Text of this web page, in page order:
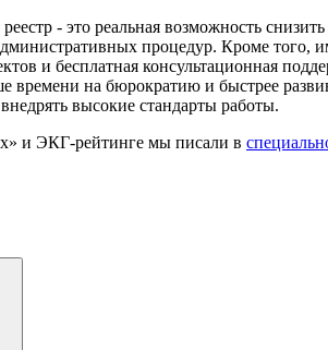
- это реальная возможность
процедур. Кроме того,
и бесплатная консультационная
времени на бюрократию и быстрее
высокие стандарты работы.
и ЭКГ-рейтинге мы писали в